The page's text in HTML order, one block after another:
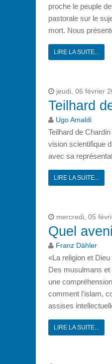
proche le peuple
pastorale sur le
mort. Nous
LIRE LA SUITE...
jeudi, 06 février
Teilhard
Ugo Amaldi
Teilhard de
vision scientifique
avec sa
LIRE LA SUITE...
mercredi, 05
Quel
Franz Dähler
«La religion et
Des musulmans
une
comment l'islam,
assises
LIRE LA SUITE...